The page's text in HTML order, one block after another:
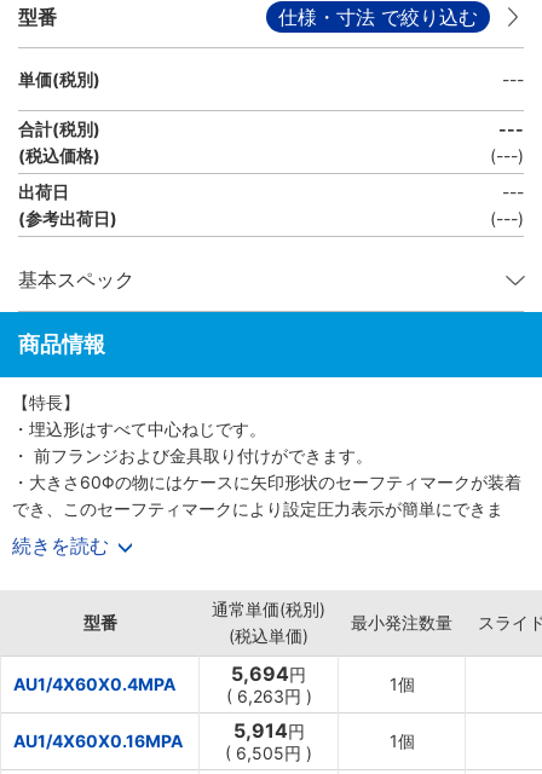
型番 仕様・寸法 で絞り込む
単価(税別) ---
合計(税別)
(税込価格)
---
(---)
出荷日
(参考出荷日)
---
(---)
基本スペック
商品情報
【特長】
・埋込形はすべて中心ねじです。
・ 前フランジおよび金具取り付けができます。
・大きさ60Φの物にはケースに矢印形状のセーフティマークが装着
でき、このセーフティマークにより設定圧力表示が簡単にできま
す。
【主要部材質】
・ブルドン管：C2300
続きを読む
型番
通常単価(税別)
(税込単価)
最小発注数量 スライ
AU1/4X60X0.4MPA 5,694円
( 6,263円 )
1個
AU1/4X60X0.16MPA 5,914円
( 6,505円 )
1個